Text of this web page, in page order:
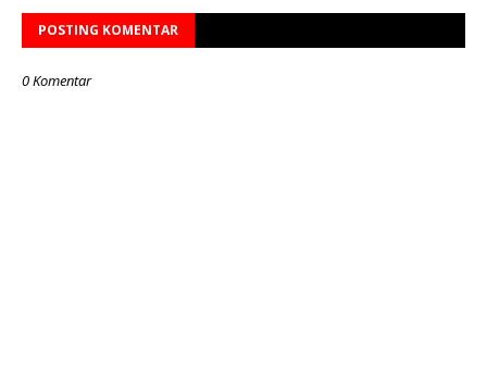
POSTING KOMENTAR
0 Komentar